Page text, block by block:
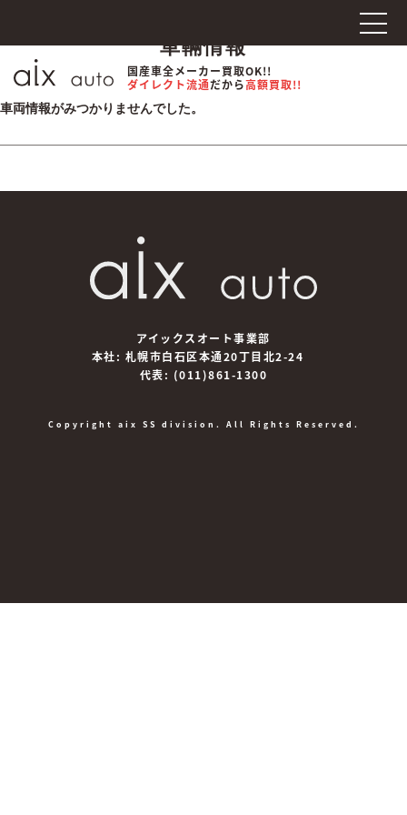
国産車全メーカー買取OK!!
ダイレクト流通だから高額買取!!
車輛情報
車両情報がみつかりませんでした。
アイックスオート事業部
本社: 札幌市白石区本通20丁目北2-24
代表: (011)861-1300
Copyright aix SS division. All Rights Reserved.